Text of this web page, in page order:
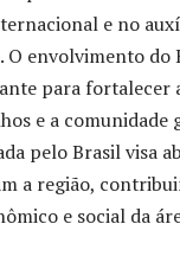
e no
O envolvimento do
para fortalecer
e a comunidade
pelo Brasil visa
a região,
e social da